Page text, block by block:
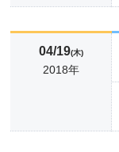
04/19(木)
2018年